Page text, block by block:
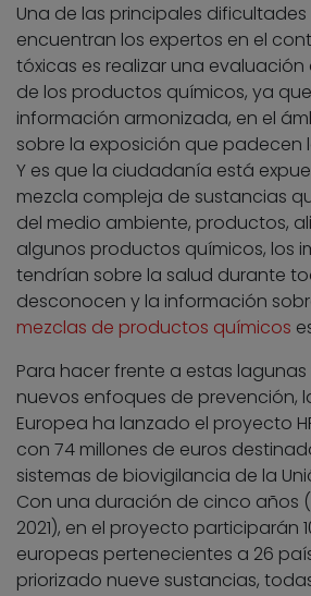
Una de las principales
encuentran los expertos en el
tóxicas es realizar una evaluación
de los productos químicos, ya
información armonizada, en el
sobre la exposición que padecen
Y es que la ciudadanía está
mezcla compleja de sustancias
del medio ambiente, productos,
algunos productos químicos, los
tendrían sobre la salud durante
desconocen y la información
mezclas de productos químicos
Para hacer frente a estas
nuevos enfoques de prevención,
Europea ha lanzado el proyecto
con 74 millones de euros
sistemas de biovigilancia de la
Con una duración de cinco años
2021), en el proyecto participarán
europeas pertenecientes a 26
priorizado nueve sustancias,